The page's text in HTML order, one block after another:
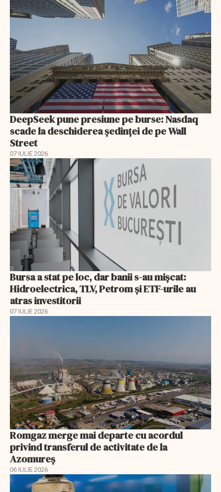
DeepSeek pune presiune pe burse: Nasdaq
scade la deschiderea ședinței de pe Wall
Street
07 IULIE 2026
Bursa a stat pe loc, dar banii s-au mișcat:
Hidroelectrica, TLV, Petrom și ETF-urile au
atras investitorii
07 IULIE 2026
Romgaz merge mai departe cu acordul
privind transferul de activitate de la
Azomureș
06 IULIE 2026